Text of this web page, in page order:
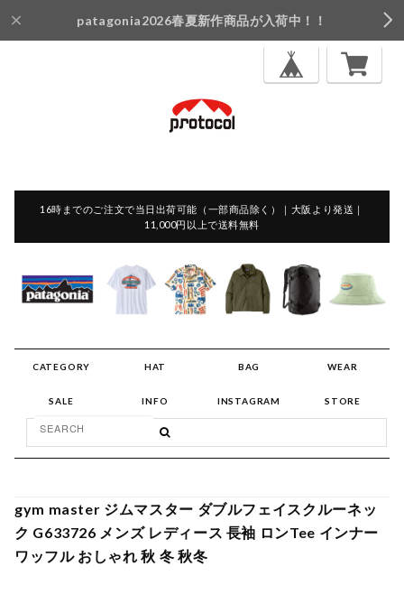
patagonia2026春夏新作商品が入荷中！！
16時までのご注文で当日出荷可能（一部商品除く）｜大阪より発送｜
11,000円以上で送料無料
CATEGORY HAT BAG WEAR
SALE INFO INSTAGRAM STORE
gym master ジムマスター ダブルフェイスクルーネッ
ク G633726 メンズ レディース 長袖 ロンTee インナー
ワッフル おしゃれ 秋 冬 秋冬